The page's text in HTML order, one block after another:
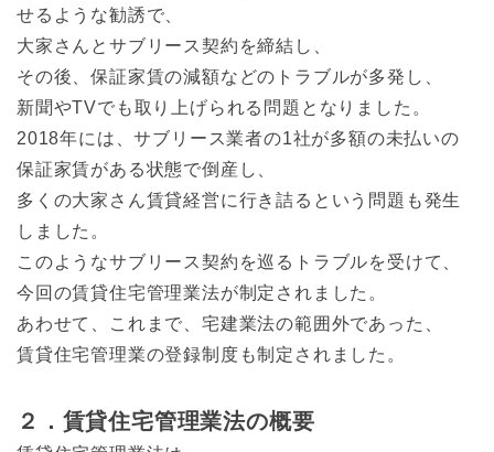
せるような勧誘で、
大家さんとサブリース契約を締結し、
その後、保証家賃の減額などのトラブルが多発し、
新聞やTVでも取り上げられる問題となりました。
2018年には、サブリース業者の1社が多額の未払いの
保証家賃がある状態で倒産し、
多くの大家さん賃貸経営に行き詰るという問題も発生
しました。
このようなサブリース契約を巡るトラブルを受けて、
今回の賃貸住宅管理業法が制定されました。
あわせて、これまで、宅建業法の範囲外であった、
賃貸住宅管理業の登録制度も制定されました。
２．賃貸住宅管理業法の概要